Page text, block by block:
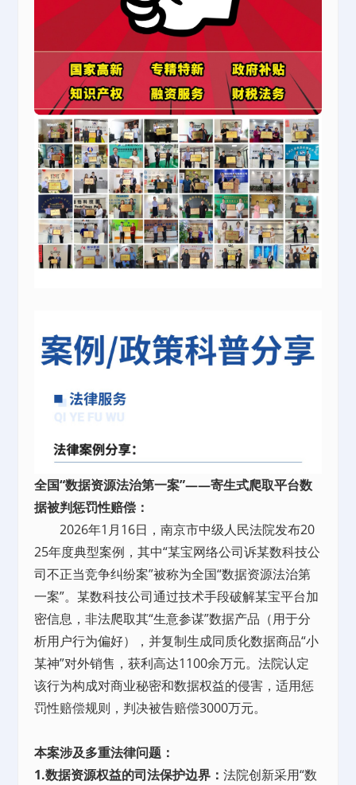
全国“数据资源法治第一案”——寄生式爬取平台数
据被判惩罚性赔偿：
2026年1月16日，南京市中级人民法院发布20
25年度典型案例，其中“某宝网络公司诉某数科技公
司不正当竞争纠纷案”被称为全国“数据资源法治第
一案”。某数科技公司通过技术手段破解某宝平台加
密信息，非法爬取其“生意参谋”数据产品（用于分
析用户行为偏好），并复制生成同质化数据商品“小
某神”对外销售，获利高达1100余万元。法院认定
该行为构成对商业秘密和数据权益的侵害，适用惩
罚性赔偿规则，判决被告赔偿3000万元。
本案涉及多重法律问题：
1.数据资源权益的司法保护边界：法院创新采用“数